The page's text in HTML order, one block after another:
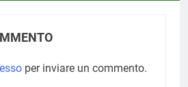
per inviare un commento.